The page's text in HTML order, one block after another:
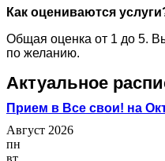
Как оцениваются
Общая оценка от 1 до 5.
по желанию.
Актуальное
Прием в Все свои! на
Август 2026
пн
вт